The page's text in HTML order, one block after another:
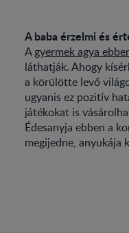
A baba érzelmi és
Agyermek agya
láthatják. Ahogy
a körülötte levő
ugyanis ez pozitív
játékokat is
Édesanyja ebben a
megijedne, anyukája